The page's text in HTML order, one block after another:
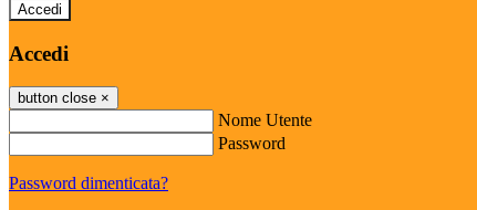
Accedi
Accedi
button close ×
Nome Utente
Password
Password dimenticata?